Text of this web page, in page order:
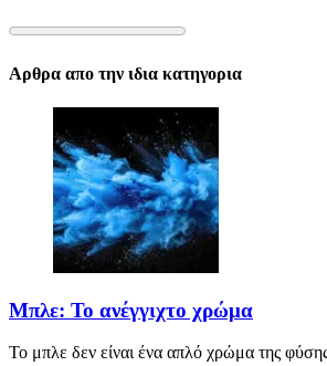
Αρθρα απο την ιδια κατηγορια
Μπλε: Το ανέγγιχτο χρώμα
Το μπλε δεν είναι ένα απλό χρώμα της